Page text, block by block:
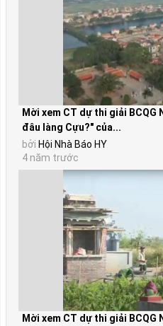
Mời xem CT dự thi giải BCQG
đâu làng Cựu?" của...
bởi Hội Nhà Báo HY
4 năm trước
Mời xem CT dự thi giải BCQG